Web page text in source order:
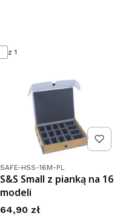
z 1
Kod produktu
SAFE-HSS-16M-PL
S&S Small z pianką na 16
modeli
Cena
64,90 zł